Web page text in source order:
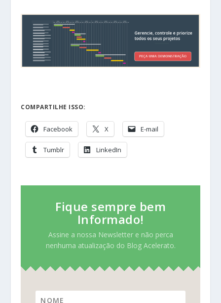
COMPARTILHE ISSO:
Facebook X E-mail
Tumblr LinkedIn
Fique sempre bem
Informado!
Assine a nossa Newsletter e não perca
nenhuma atualização do Blog Acelerato.